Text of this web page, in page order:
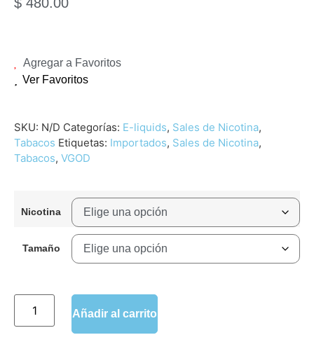
Agregar a Favoritos
Ver Favoritos
SKU: N/D Categorías: E-liquids, Sales de Nicotina,
Tabacos Etiquetas: Importados, Sales de Nicotina,
Tabacos, VGOD
Nicotina
Tamaño
Añadir al carrito